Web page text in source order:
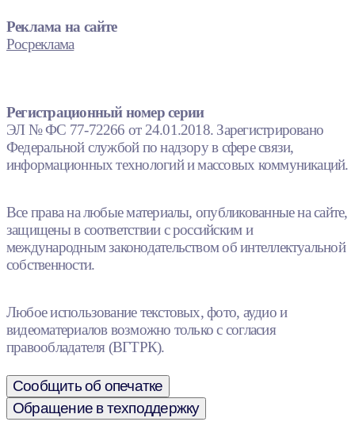
Реклама на сайте
Росреклама
Регистрационный номер серии
ЭЛ № ФС 77-72266 от 24.01.2018. Зарегистрировано
Федеральной службой по надзору в сфере связи,
информационных технологий и массовых коммуникаций.
Все права на любые материалы, опубликованные на сайте,
защищены в соответствии с российским и
международным законодательством об интеллектуальной
собственности.
Любое использование текстовых, фото, аудио и
видеоматериалов возможно только с согласия
правообладателя (ВГТРК).
Сообщить об опечатке
Обращение в техподдержку